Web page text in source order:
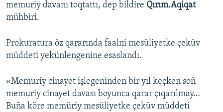
memuriy davanı toqtattı, dep bildire Qırım.Aqiqat
mühbiri.
Prokuratura öz qararında faalni mesüliyetke çeküv
müddeti yekünlengenine esaslandı.
«Memuriy cinayet işlegeninden bir yıl keçken soñ
memuriy cinayet davası boyunca qarar çıqarılmay…
Buña köre memüriy mesüliyetke çeküv müddeti